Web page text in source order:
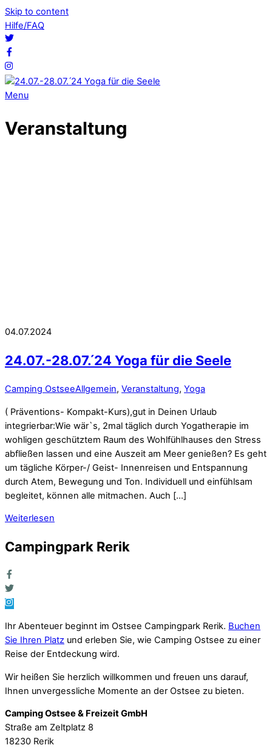
Skip to content
Hilfe/FAQ
Menu
Veranstaltung
04.07.2024
24.07.-28.07. ́24 Yoga für die Seele
Camping OstseeAllgemein, Veranstaltung, Yoga
( Präventions- Kompakt-Kurs),gut in Deinen Urlaub
integrierbar:Wie wär`s, 2mal täglich durch Yogatherapie im
wohligen geschütztem Raum des Wohlfühlhauses den Stress
abfließen lassen und eine Auszeit am Meer genießen? Es geht
um tägliche Körper-/ Geist- Innenreisen und Entspannung
durch Atem, Bewegung und Ton. Individuell und einfühlsam
begleitet, können alle mitmachen. Auch […]
Weiterlesen
Campingpark Rerik
Ihr Abenteuer beginnt im Ostsee Campingpark Rerik. Buchen
Sie Ihren Platz und erleben Sie, wie Camping Ostsee zu einer
Reise der Entdeckung wird.
Wir heißen Sie herzlich willkommen und freuen uns darauf,
Ihnen unvergessliche Momente an der Ostsee zu bieten.
Camping Ostsee & Freizeit GmbH
Straße am Zeltplatz 8
18230 Rerik